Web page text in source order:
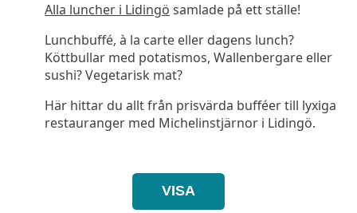
Alla luncher i Lidingö samlade på ett ställe!
Lunchbuffé, à la carte eller dagens lunch?
Köttbullar med potatismos, Wallenbergare eller
sushi? Vegetarisk mat?
Här hittar du allt från prisvärda bufféer till lyxiga
restauranger med Michelinstjärnor i Lidingö.
VISA